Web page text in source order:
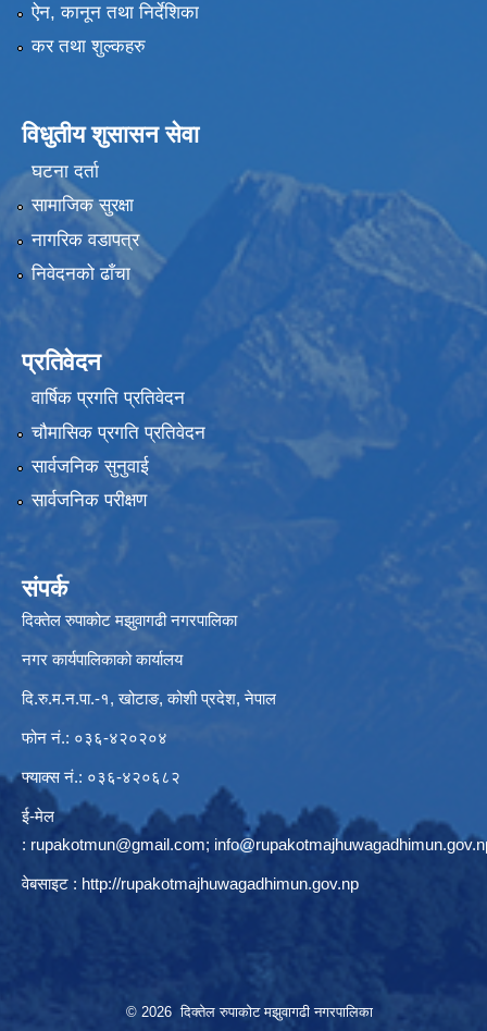
ऐन, कानून तथा निर्देशिका
कर तथा शुल्कहरु
विधुतीय शुसासन सेवा
घटना दर्ता
सामाजिक सुरक्षा
नागरिक वडापत्र
निवेदनको ढाँचा
प्रतिवेदन
वार्षिक प्रगति प्रतिवेदन
चौमासिक प्रगति प्रतिवेदन
सार्वजनिक सुनुवाई
सार्वजनिक परीक्षण
संपर्क
दिक्तेल रुपाकोट मझुवागढी नगरपालिका
नगर कार्यपालिकाको कार्यालय
दि.रु.म.न.पा.-१, खोटाङ, कोशी प्रदेश, नेपाल
फोन नं.: ०३६-४२०२०४
फ्याक्स नं.: ०३६-४२०६८२
ई-मेल
: rupakotmun@gmail.com;
वेबसाइट : http://rupakotmajhuwagadhimun.gov.np
© 2026 दिक्तेल रुपाकोट मझुवागढी नगरपालिका